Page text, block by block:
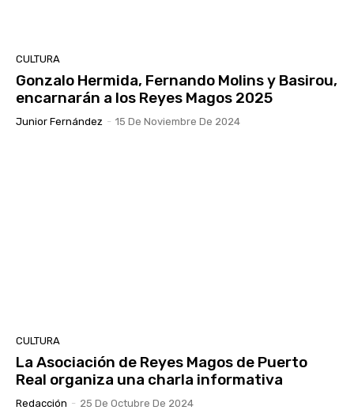
CULTURA
Gonzalo Hermida, Fernando Molins y Basirou,
encarnarán a los Reyes Magos 2025
Junior Fernández - 15 De Noviembre De 2024
CULTURA
La Asociación de Reyes Magos de Puerto
Real organiza una charla informativa
Redacción - 25 De Octubre De 2024